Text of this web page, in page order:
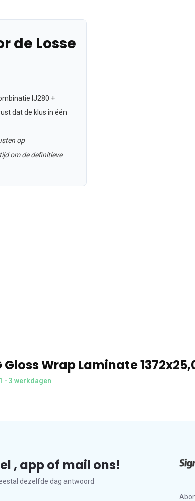
de Losse
IJ280 +
dat de klus in één
op
om de definitieve
Gloss Wrap Laminate
- 3 werkdagen
, app of mail ons!
dezelfde dag antwoord